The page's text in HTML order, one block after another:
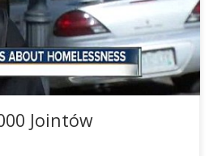
Jointów